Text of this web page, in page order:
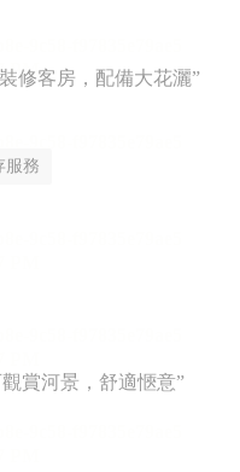
修客房，配備大花灑”
服務
賞河景，舒適愜意”